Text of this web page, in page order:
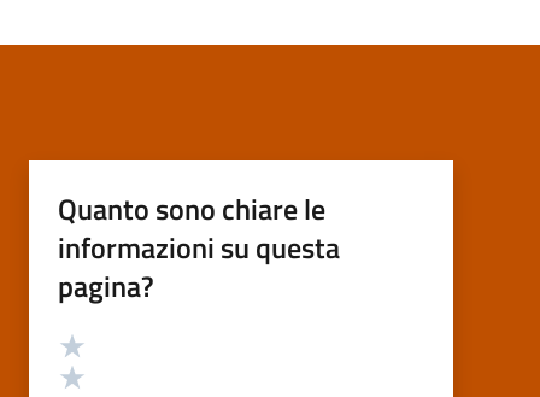
Quanto sono chiare le
informazioni su questa
pagina?
Valutazione